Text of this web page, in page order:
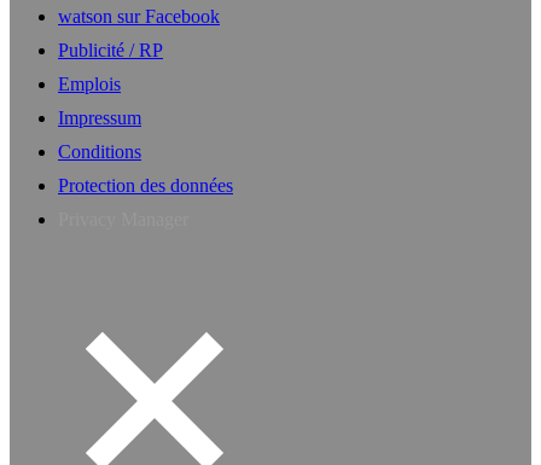
watson sur Facebook
Publicité / RP
Emplois
Impressum
Conditions
Protection des données